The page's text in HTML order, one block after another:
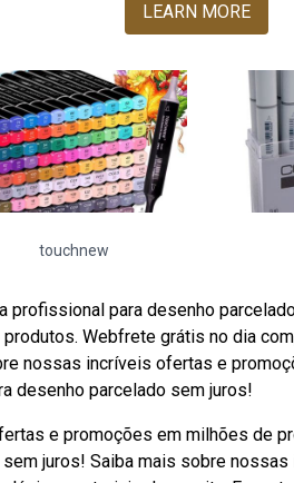
LEARN MORE
touchnew
profissional para desenho
Webfrete grátis no dia
nossas incríveis ofertas e
desenho parcelado sem juros!
e promoções em milhões de
juros! Saiba mais sobre